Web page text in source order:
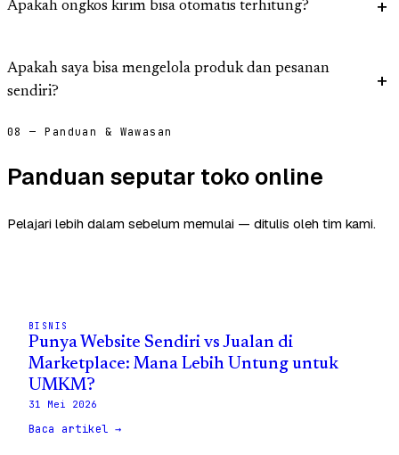
Apakah ongkos kirim bisa otomatis terhitung?
Apakah saya bisa mengelola produk dan pesanan
sendiri?
08 — Panduan & Wawasan
Panduan seputar toko online
Pelajari lebih dalam sebelum memulai — ditulis oleh tim kami.
BISNIS
Punya Website Sendiri vs Jualan di
Marketplace: Mana Lebih Untung untuk
UMKM?
31 Mei 2026
Baca artikel →